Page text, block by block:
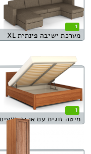
1
מערכת ישיבה פינתית XL
1
מיטה זוגית עם ארגז מצעים